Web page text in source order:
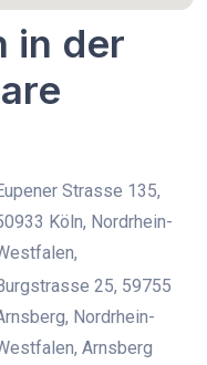
in der
Strasse 135,
Köln, Nordrhein-
25, 59755
Nordrhein-
Arnsberg